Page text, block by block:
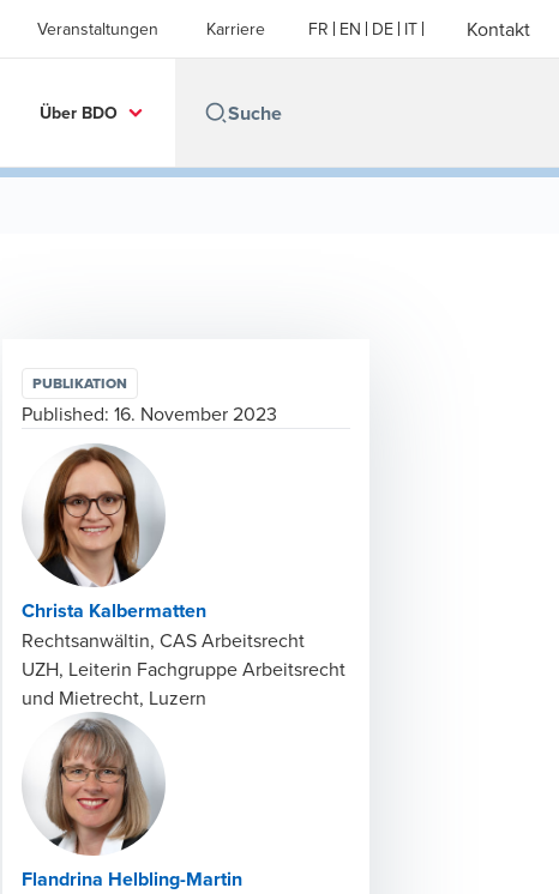
Veranstaltungen Karriere FR EN DE IT Kontakt
Über BDO
PUBLIKATION
Published: 16. November 2023
Christa Kalbermatten
Rechtsanwältin, CAS Arbeitsrecht
UZH, Leiterin Fachgruppe Arbeitsrecht
und Mietrecht, Luzern
Flandrina Helbling-Martin